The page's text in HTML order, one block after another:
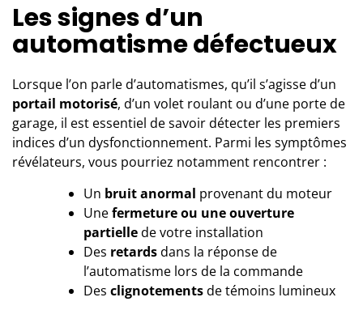
Les signes d’un
automatisme défectueux
Lorsque l’on parle d’automatismes, qu’il s’agisse d’un
portail motorisé, d’un volet roulant ou d’une porte de
garage, il est essentiel de savoir détecter les premiers
indices d’un dysfonctionnement. Parmi les symptômes
révélateurs, vous pourriez notamment rencontrer :
Un bruit anormal provenant du moteur
Unefermeture ou une ouverture
partiellede votre installation
Des retardsdans la réponse de
l’automatisme lors de la commande
Des clignotementsde témoins lumineux